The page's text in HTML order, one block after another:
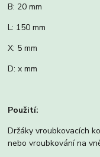
B: 20 mm
L: 150 mm
X: 5 mm
D: x mm
Použití:
Držáky vroubkovacích
nebo vroubkování na